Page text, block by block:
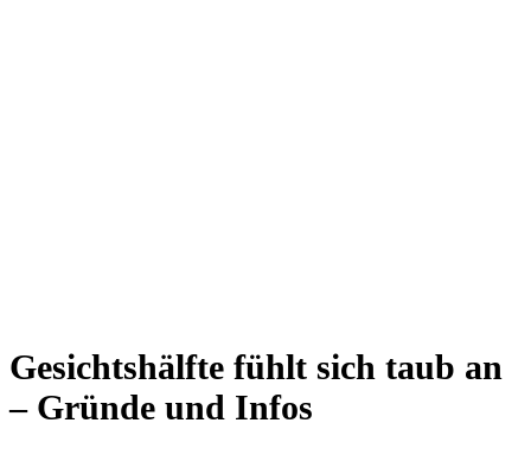
Gesichtshälfte fühlt sich taub an
– Gründe und Infos